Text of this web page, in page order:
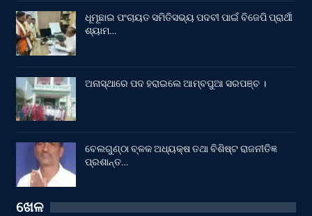
ଧୂମୂଛାଇ ପଂଚାୟତ ସମିତିସଭ୍ୟ ପଦବୀ ପାଇଁ ବିଜେପି ପ୍ରାର୍ଥୀ
ଶ୍ୟାମ…
ଅନାସ୍ଥାରେ ପଦ ହରାଇଲେ ଆମ୍ବପୁଆ ସରପଞ୍ଚ ।
ବେଲଗୁଣ୍ଠା ବ୍ଳକ ଅଧ୍ୟକ୍ଷ ତଥା ବିଶିଷ୍ଟ ରାଜନୀତିଜ୍ଞ
ପ୍ରଶାନ୍ତ…
ଖେଳ